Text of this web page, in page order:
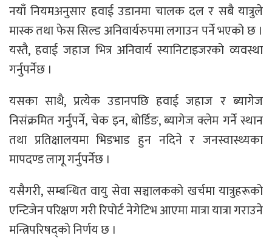
नयाँ नियमअनुसार हवाई उडानमा चालक दल र सबै यात्रुले
मास्क तथा फेस सिल्ड अनिवार्यरुपमा लगाउन पर्ने भएको छ ।
यस्तै, हवाई जहाज भित्र अनिवार्य स्यानिटाइजरको व्यवस्था
गर्नुपर्नेछ ।
यसका साथै, प्रत्येक उडानपछि हवाई जहाज र ब्यागेज
निसंक्रमित गर्नुपर्ने, चेक इन, बोर्डिङ, ब्यागेज क्लेम गर्ने स्थान
तथा प्रतिक्षालयमा भिडभाड हुन नदिने र जनस्वास्थ्यका
मापदण्ड लागू गर्नुपर्नेछ ।
यसैगरी, सम्बन्धित वायु सेवा सञ्चालकको खर्चमा यात्रुहरूको
एन्टिजेन परिक्षण गरी रिपोर्ट नेगेटिभ आएमा मात्रा यात्रा गराउने
मन्त्रिपरिषद्को निर्णय छ ।